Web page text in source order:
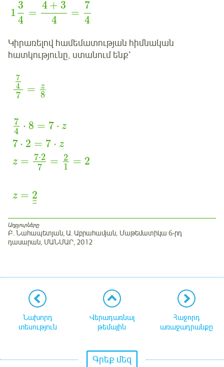
1
3
4
=
4 + 3
4
=
7
4
Կիրառելով համեմատության հիմնական
հատկությունը, ստանում ենք՝
7
4
7 = z
8
7
4 ⋅ 8 = 7 ⋅ z
7 ⋅ 2 = 7 ⋅ z
z = 7⋅2
7
= 2
1 = 2
z = 2
¯
¯
Աղբյուրները
Բ. Նահապետյան, Ա. Աբրահամյան, Մաթեմատիկա 6-րդ
դասարան, ՄԱՆՄԱՐ, 2012
Նախորդ
տեսություն
Վերադառնալ
թեմային
Հաջորդ
առաջադրանքը
Գրեք մեզ